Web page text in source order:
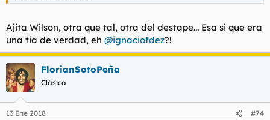
Ajita Wilson, otra que tal, otra del destape... Esa si que era
una tia de verdad, eh @ignaciofdez?!
FlorianSotoPeña
Clásico
13 Ene 2018 #74